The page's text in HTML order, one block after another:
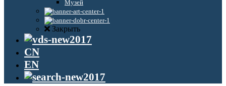
Музей
Закрыть
CN
EN